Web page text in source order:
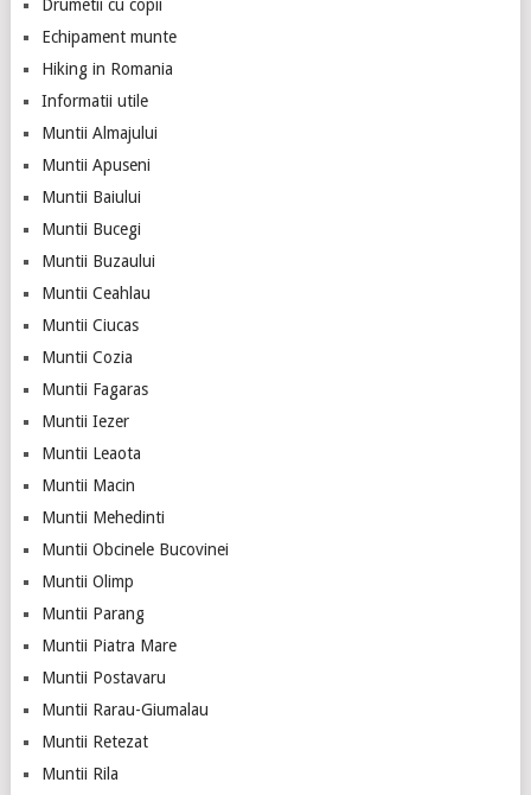
Drumetii cu copii
Echipament munte
Hiking in Romania
Informatii utile
Muntii Almajului
Muntii Apuseni
Muntii Baiului
Muntii Bucegi
Muntii Buzaului
Muntii Ceahlau
Muntii Ciucas
Muntii Cozia
Muntii Fagaras
Muntii Iezer
Muntii Leaota
Muntii Macin
Muntii Mehedinti
Muntii Obcinele Bucovinei
Muntii Olimp
Muntii Parang
Muntii Piatra Mare
Muntii Postavaru
Muntii Rarau-Giumalau
Muntii Retezat
Muntii Rila